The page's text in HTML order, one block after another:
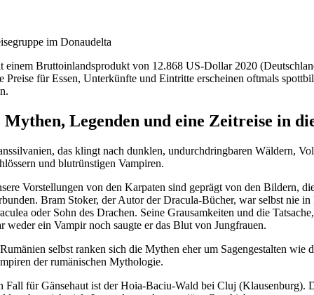
im Donaudelta
einem Bruttoinlandsprodukt von 12.868 US-Dollar 2020
Preise für Essen, Unterkünfte und Eintritte erscheinen oftmals
Mythen, Legenden und eine Zeitreise in
das klingt nach dunklen, undurchdringbaren Wäldern,
und blutrünstigen Vampiren.
Vorstellungen von den Karpaten sind geprägt von den Bildern,
Bram Stoker, der Autor der Dracula-Bücher, war selbst nie
oder Sohn des Drachen. Seine Grausamkeiten und die
weder ein Vampir noch saugte er das Blut von Jungfrauen.
selbst ranken sich die Mythen eher um Sagengestalten
der rumänischen Mythologie.
Fall für Gänsehaut ist der Hoia-Baciu-Wald bei Cluj (Klausenburg).